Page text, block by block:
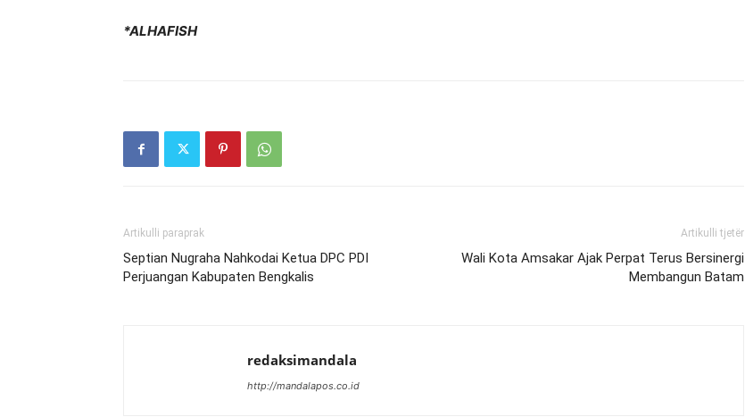
*ALHAFISH
Artikulli paraprak
Septian Nugraha Nahkodai Ketua DPC PDI
Perjuangan Kabupaten Bengkalis
Artikulli tjetër
Wali Kota Amsakar Ajak Perpat Terus Bersinergi
Membangun Batam
redaksimandala
http://mandalapos.co.id